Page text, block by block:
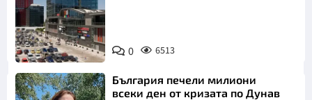
0 6513
България печели милиони
всеки ден от кризата по Дунав